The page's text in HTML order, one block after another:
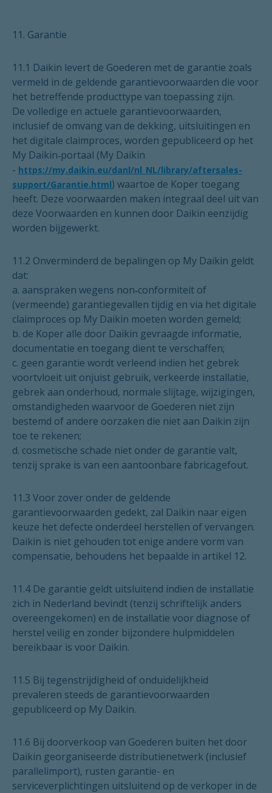
11. Garantie
11.1 Daikin levert de Goederen met de garantie zoals
vermeld in de geldende garantievoorwaarden die voor
het betreffende producttype van toepassing zijn.
De volledige en actuele garantievoorwaarden,
inclusief de omvang van de dekking, uitsluitingen en
het digitale claimproces, worden gepubliceerd op het
My Daikin‑portaal (My Daikin
- https://my.daikin.eu/danl/nl_NL/library/aftersales-
support/Garantie.html) waartoe de Koper toegang
heeft. Deze voorwaarden maken integraal deel uit van
deze Voorwaarden en kunnen door Daikin eenzijdig
worden bijgewerkt.
11.2 Onverminderd de bepalingen op My Daikin geldt
dat:
a. aanspraken wegens non‑conformiteit of
(vermeende) garantiegevallen tijdig en via het digitale
claimproces op My Daikin moeten worden gemeld;
b. de Koper alle door Daikin gevraagde informatie,
documentatie en toegang dient te verschaffen;
c. geen garantie wordt verleend indien het gebrek
voortvloeit uit onjuist gebruik, verkeerde installatie,
gebrek aan onderhoud, normale slijtage, wijzigingen,
omstandigheden waarvoor de Goederen niet zijn
bestemd of andere oorzaken die niet aan Daikin zijn
toe te rekenen;
d. cosmetische schade niet onder de garantie valt,
tenzij sprake is van een aantoonbare fabricagefout.
11.3 Voor zover onder de geldende
garantievoorwaarden gedekt, zal Daikin naar eigen
keuze het defecte onderdeel herstellen of vervangen.
Daikin is niet gehouden tot enige andere vorm van
compensatie, behoudens het bepaalde in artikel 12.
11.4 De garantie geldt uitsluitend indien de installatie
zich in Nederland bevindt (tenzij schriftelijk anders
overeengekomen) en de installatie voor diagnose of
herstel veilig en zonder bijzondere hulpmiddelen
bereikbaar is voor Daikin.
11.5 Bij tegenstrijdigheid of onduidelijkheid
prevaleren steeds de garantievoorwaarden
gepubliceerd op My Daikin.
11.6 Bij doorverkoop van Goederen buiten het door
Daikin georganiseerde distributienetwerk (inclusief
parallelimport), rusten garantie- en
serviceverplichtingen uitsluitend op de verkoper in de